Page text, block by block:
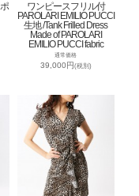
ワンピースフリル付
PAROLARI EMILIO PUCCI
生地 /Tank Frilled Dress
Made of PAROLARI
EMILIO PUCCI fabric
通常価格
39,000円(税別)